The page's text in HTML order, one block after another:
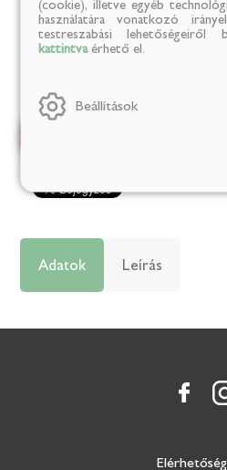
Szállítás: 1-2 munkanap
Adatok Leírás
(cookie), illetve egyéb
használatára vonatkozó
testreszabási lehetőségeiről
kattintvaérhető el.
Beállítások